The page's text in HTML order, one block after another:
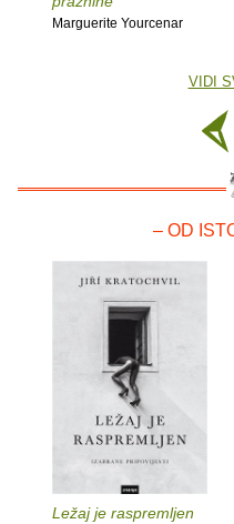
Marguerite Yourcenar
VIDI
– OD
Ležaj je raspremljen